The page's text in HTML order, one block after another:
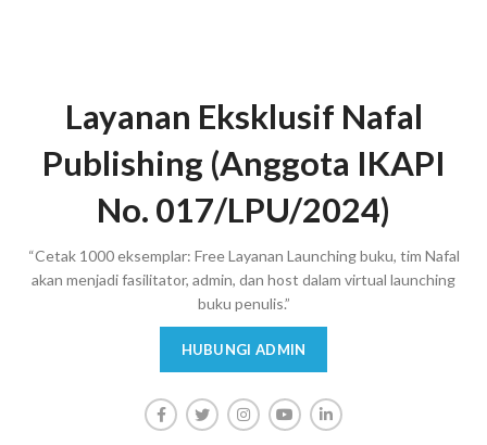
Layanan Eksklusif Nafal
Publishing (Anggota IKAPI
No. 017/LPU/2024)
“Cetak 1000 eksemplar: Free Layanan Launching buku, tim Nafal
akan menjadi fasilitator, admin, dan host dalam virtual launching
buku penulis.”
HUBUNGI ADMIN